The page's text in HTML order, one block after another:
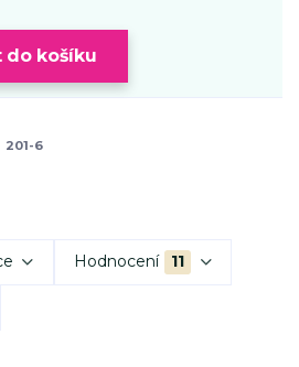
do košíku
201-6
Hodnocení 11